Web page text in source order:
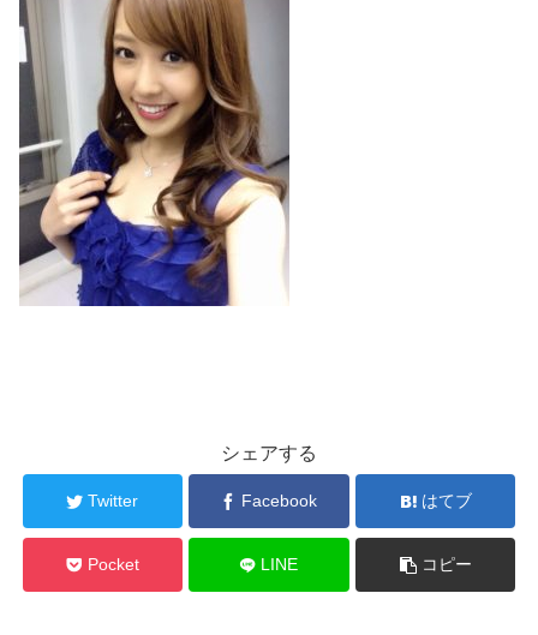
シェアする
Twitter Facebook はてブ
Pocket LINE コピー